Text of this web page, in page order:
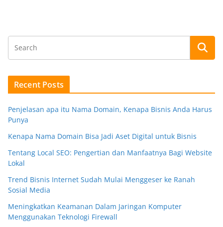
Recent Posts
Penjelasan apa itu Nama Domain, Kenapa Bisnis Anda Harus
Punya
Kenapa Nama Domain Bisa Jadi Aset Digital untuk Bisnis
Tentang Local SEO: Pengertian dan Manfaatnya Bagi Website
Lokal
Trend Bisnis Internet Sudah Mulai Menggeser ke Ranah
Sosial Media
Meningkatkan Keamanan Dalam Jaringan Komputer
Menggunakan Teknologi Firewall